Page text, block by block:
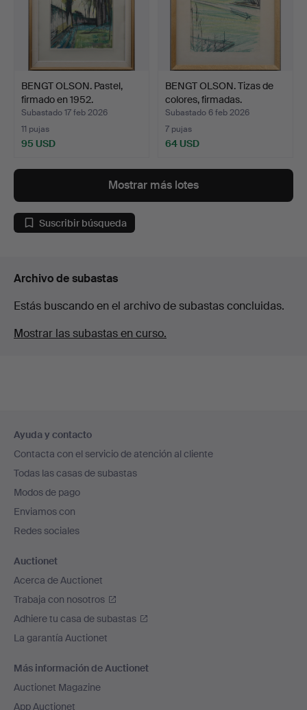
BENGT OLSON. Pastel,
firmado en 1952.
Subastado 17 feb 2026
11 pujas
95 USD
BENGT OLSON. Tizas de
colores, firmadas.
Subastado 6 feb 2026
7 pujas
64 USD
Mostrar más lotes
Suscribir búsqueda
Archivo de subastas
Estás buscando en el archivo de subastas concluidas.
Mostrar las subastas en curso.
en
el
pie
de
página
Ayuda y contacto
Contacta con el servicio de atención al cliente
Todas las casas de subastas
Modos de pago
Enviamos con
Redes sociales
Auctionet
Acerca de Auctionet
Trabaja con nosotros
Adhiere tu casa de subastas
La garantía Auctionet
Más información de Auctionet
Auctionet Magazine
App Auctionet